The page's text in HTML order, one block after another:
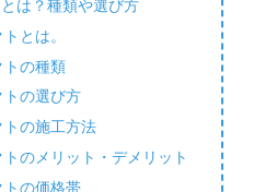
は？種類や選び方
とは。
トの種類
トの選び方
トの施工方法
のメリット・デメリット
トの価格帯